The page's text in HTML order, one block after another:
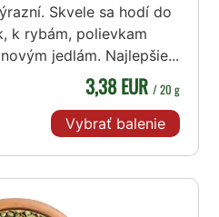
Skvele sa hodí do
k rybám, polievkam
jedlám. Najlepšie...
3,38 EUR / 20 g
Vybrať balenie